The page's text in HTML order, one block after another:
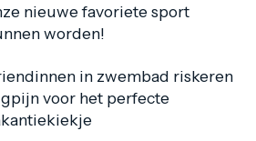
nieuwe favoriete sport
worden!
in zwembad riskeren
voor het perfecte